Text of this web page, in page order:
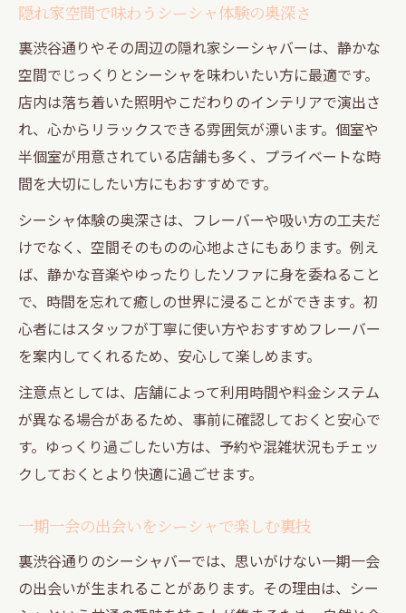
シーシャで体験する出会いと癒やしの瞬間
非日常の隠れ家でシーシャの魅力を再発見
一期一会の出会いを誘うシーシャの雰囲気
作り
隠れ家シーシャで新しい交流が生まれる理
隠れ家空間で味わうシーシャ体験の奥深さ
裏渋谷通りやその周辺の隠れ家シーシャバーは、静かな
空間でじっくりとシーシャを味わいたい方に最適です。
店内は落ち着いた照明やこだわりのインテリアで演出さ
れ、心からリラックスできる雰囲気が漂います。個室や
半個室が用意されている店舗も多く、プライベートな時
間を大切にしたい方にもおすすめです。
シーシャ体験の奥深さは、フレーバーや吸い方の工夫だ
けでなく、空間そのものの心地よさにもあります。例え
ば、静かな音楽やゆったりしたソファに身を委ねること
で、時間を忘れて癒しの世界に浸ることができます。初
心者にはスタッフが丁寧に使い方やおすすめフレーバー
を案内してくれるため、安心して楽しめます。
注意点としては、店舗によって利用時間や料金システム
が異なる場合があるため、事前に確認しておくと安心で
す。ゆっくり過ごしたい方は、予約や混雑状況もチェッ
クしておくとより快適に過ごせます。
一期一会の出会いをシーシャで楽しむ裏技
裏渋谷通りのシーシャバーでは、思いがけない一期一会
の出会いが生まれることがあります。その理由は、シー